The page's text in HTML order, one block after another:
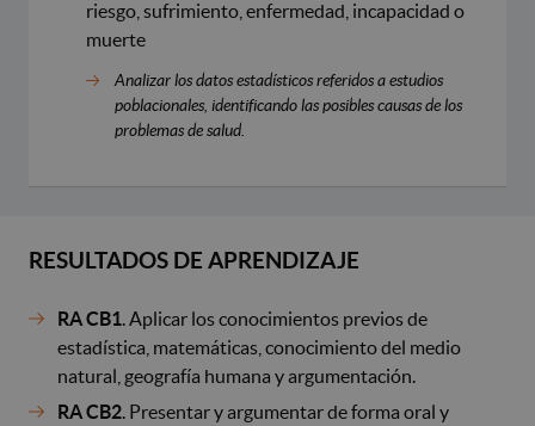
riesgo, sufrimiento, enfermedad, incapacidad o
muerte
Analizar los datos estadísticos referidos a estudios
poblacionales, identificando las posibles causas de los
problemas de salud.
RESULTADOS DE APRENDIZAJE
RA CB1 . Aplicar los conocimientos previos de
estadística, matemáticas, conocimiento del medio
natural, geografía humana y argumentación.
RA CB2 . Presentar y argumentar de forma oral y